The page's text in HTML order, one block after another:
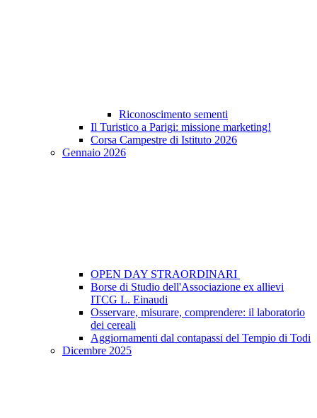
Riconoscimento sementi
Il Turistico a Parigi: missione marketing!
Corsa Campestre di Istituto 2026
Gennaio 2026
OPEN DAY STRAORDINARI
Borse di Studio dell'Associazione ex allievi
ITCG L. Einaudi
Osservare, misurare, comprendere: il laboratorio
dei cereali
Aggiornamenti dal contapassi del Tempio di Todi
Dicembre 2025